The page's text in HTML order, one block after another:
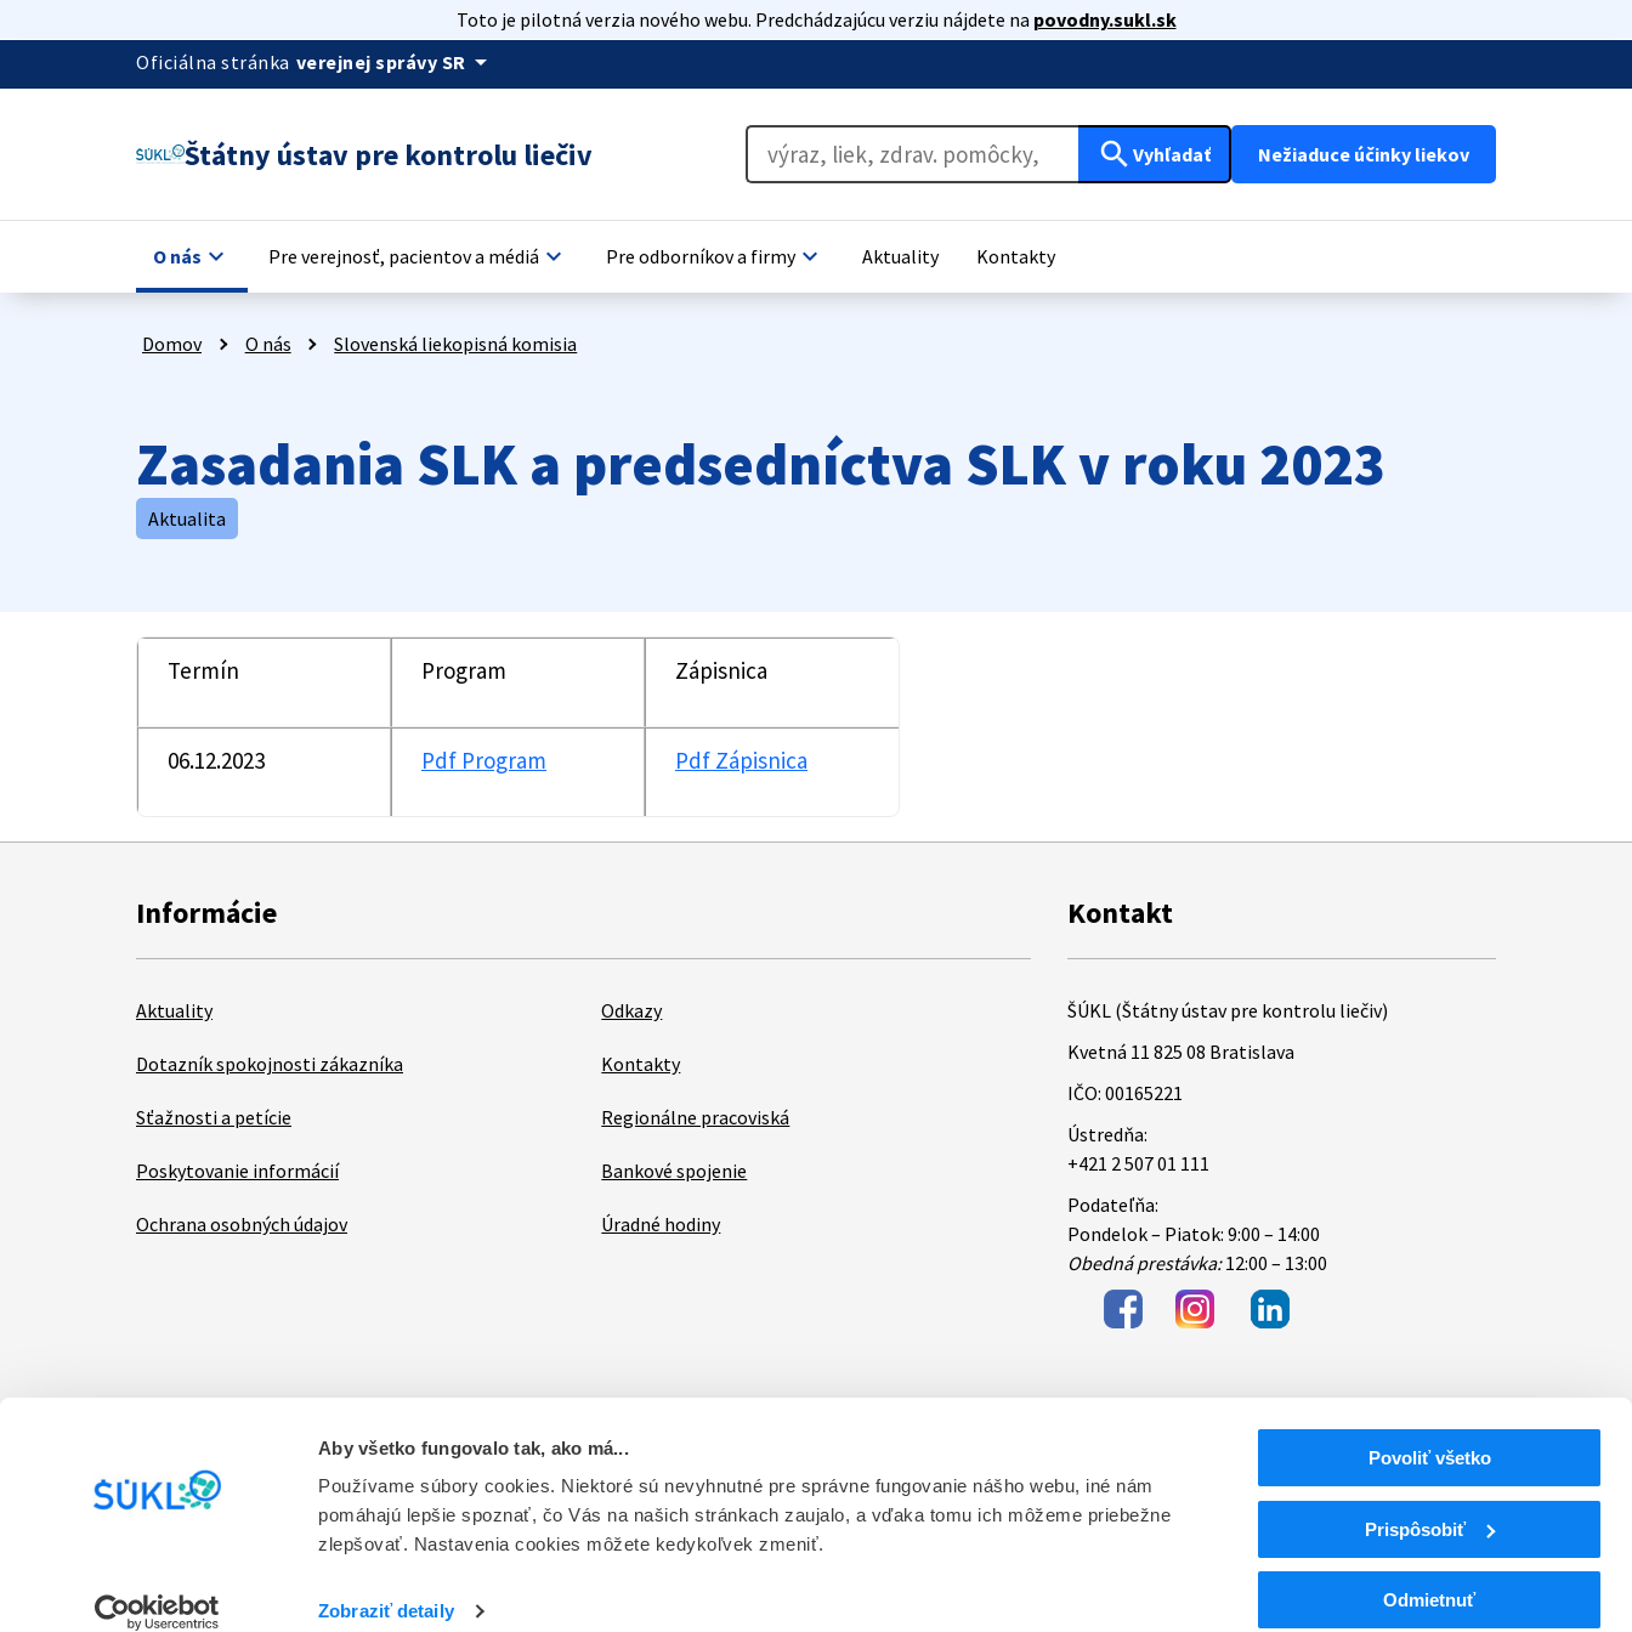
Aby všetko fungovalo tak, ako má...
Používame súbory cookies. Niektoré sú nevyhnutné pre správne fungovanie nášho webu, iné nám
pomáhajú lepšie spoznať, čo Vás na našich stránkach zaujalo, a vďaka tomu ich môžeme priebežne
zlepšovať. Nastavenia cookies môžete kedykoľvek zmeniť.
Zobraziť detaily
Povoliť všetko
Prispôsobiť
Odmietnuť
Toto je pilotná verzia nového webu. Predchádzajúcu verziu nájdete na povodny.sukl.sk
Oficiálna stránka verejnej správy SR arrow_drop_down
Štátny ústav pre kontrolu liečiv search Vyhľadať Nežiaduce účinky liekov
O nás keyboard_arrow_down Pre verejnosť, pacientov a médiá keyboard_arrow_down Pre odborníkov a firmykeyboard_arrow_down Aktuality Kontakty
Domov O nás Slovenská liekopisná komisia
Zasadania SLK a predsedníctva SLK v roku 2023
Aktualita
Termín Program Zápisnica
06.12.2023 Pdf Program Pdf Zápisnica
Informácie
Aktuality
Dotazník spokojnosti zákazníka
Sťažnosti a petície
Poskytovanie informácií
Ochrana osobných údajov
Odkazy
Kontakty
Regionálne pracoviská
Bankové spojenie
Úradné hodiny
Kontakt
ŠÚKL (Štátny ústav pre kontrolu liečiv)
Kvetná 11 825 08 Bratislava
IČO: 00165221
Ústredňa:
+421 2 507 01 111
Podateľňa:
Pondelok – Piatok: 9:00 – 14:00
Obedná prestávka:12:00 – 13:00
Items
Vyhlásenie o prístupnosti Kontakt na prevádzkovateľa RSS Oznamy Databázy a servis Základné zásady bezpečnosti
Prevádzkovateľom stránky je Štátny ústav pre kontrolu liečiv. Vytvorené v súlade s Jednotným dizajn manuálom elektronických